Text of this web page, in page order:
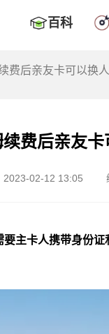
百科
费后亲友卡可以换
续费后亲友
2023-02-12 13:05
主卡人携带身份